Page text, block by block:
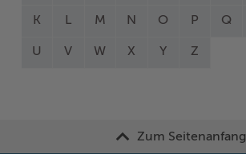
K L M N O P Q
U V W X Y Z
Zum Seitenanfang